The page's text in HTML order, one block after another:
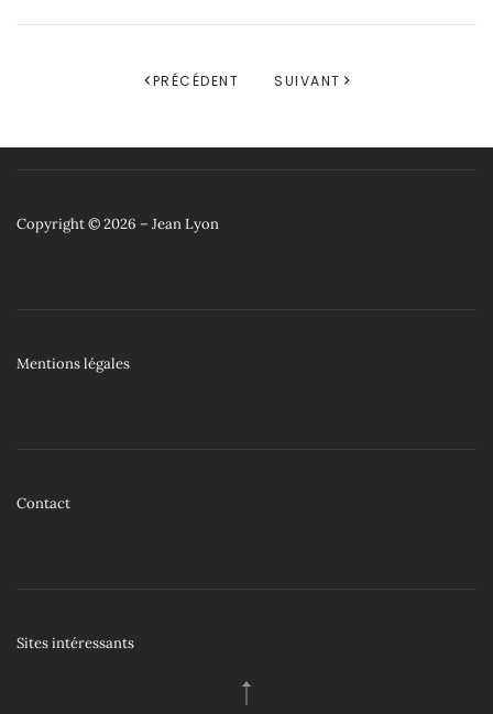
PRÉCÉDENT SUIVANT
Copyright © 2026 – Jean Lyon
Mentions légales
Contact
Sites intéressants